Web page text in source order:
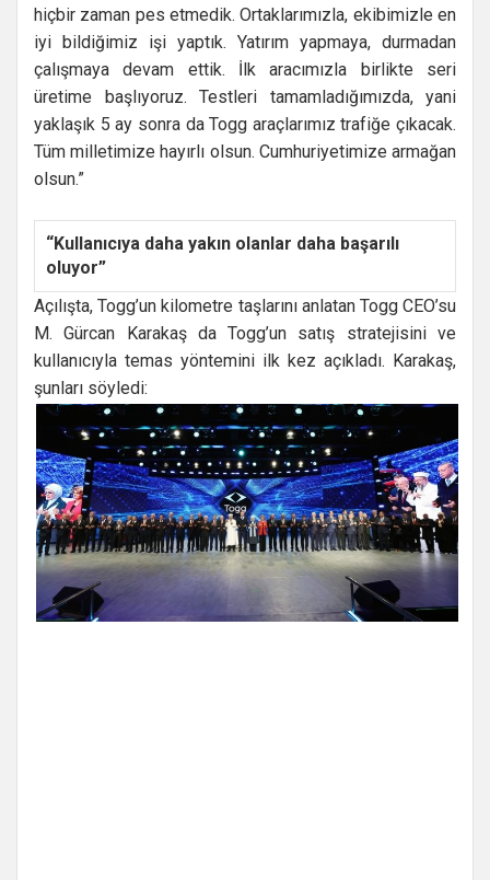
hiçbir zaman pes etmedik. Ortaklarımızla, ekibimizle en
iyi bildiğimiz işi yaptık. Yatırım yapmaya, durmadan
çalışmaya devam ettik. İlk aracımızla birlikte seri
üretime başlıyoruz. Testleri tamamladığımızda, yani
yaklaşık 5 ay sonra da Togg araçlarımız trafiğe çıkacak.
Tüm milletimize hayırlı olsun. Cumhuriyetimize armağan
olsun.”
“Kullanıcıya daha yakın olanlar daha başarılı
oluyor”
Açılışta, Togg’un kilometre taşlarını anlatan Togg CEO’su
M. Gürcan Karakaş da Togg’un satış stratejisini ve
kullanıcıyla temas yöntemini ilk kez açıkladı. Karakaş,
şunları söyledi: